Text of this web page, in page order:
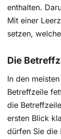
die in der
Wie Sie
Vorschriften
für Ihre
„Dank für
bitte
Sie
Suchen Sie
enthalten.
Mit einer
setzen,
Die
In den
Betreffzeile
die
ersten Blick
dürfen Sie die